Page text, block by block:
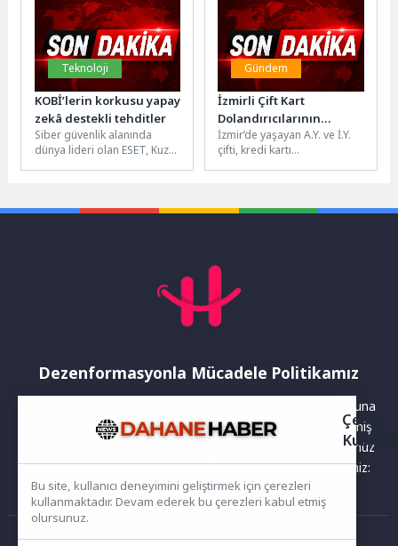
Teknoloji
KOBİ’lerin korkusu yapay
zekâ destekli tehditler
Siber güvenlik alanında
dünya lideri olan ESET, Kuzey
Gündem
İzmirli Çift Kart
Dolandırıcılarının
Kurbanı Oldu
İzmir’de yaşayan A.Y. ve İ.Y.
çifti, kredi kartı
Dezenformasyonla Mücadele Politikamız
Yayınlanan haberler doğruluk ilkesi gözetilerek hazırlanır. Buna
rağmen bazı içeriklerde eksik, hatalı veya güncelliğini yitirmiş
bilgiler bulunabilir.Yanlış veya yanıltıcı olduğunu düşündüğünüz
haberleri aşağıdaki iletişim kanallarından bize bildirebilirsiniz:
Çerez
Bu site, kullanıcı deneyimini geliştirmek için çerezleri
kullanmaktadır. Devam ederek bu çerezleri kabul etmiş
olursunuz.